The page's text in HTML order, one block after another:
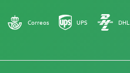
Correos UPS DHL